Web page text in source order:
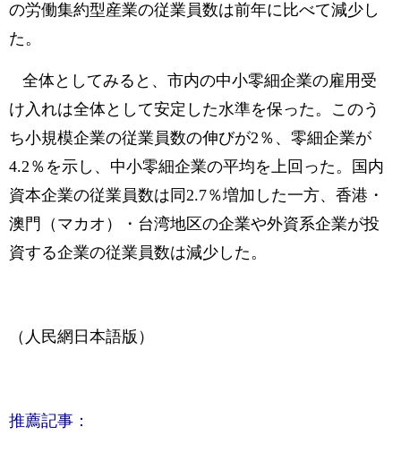
の労働集約型産業の従業員数は前年に比べて減少し
た。
全体としてみると、市内の中小零細企業の雇用受
け入れは全体として安定した水準を保った。このう
ち小規模企業の従業員数の伸びが2％、零細企業が
4.2％を示し、中小零細企業の平均を上回った。国内
資本企業の従業員数は同2.7％増加した一方、香港・
澳門（マカオ）・台湾地区の企業や外資系企業が投
資する企業の従業員数は減少した。
（人民網日本語版）
推薦記事：